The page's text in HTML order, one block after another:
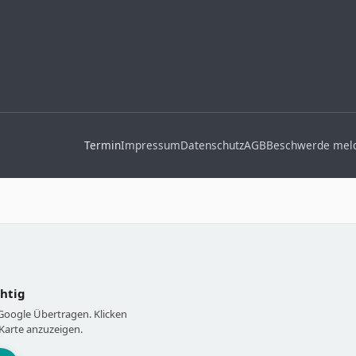
TerminImpressumDatenschutzAGBBeschwerde
Übertragen. Klicken
anzuzeigen.